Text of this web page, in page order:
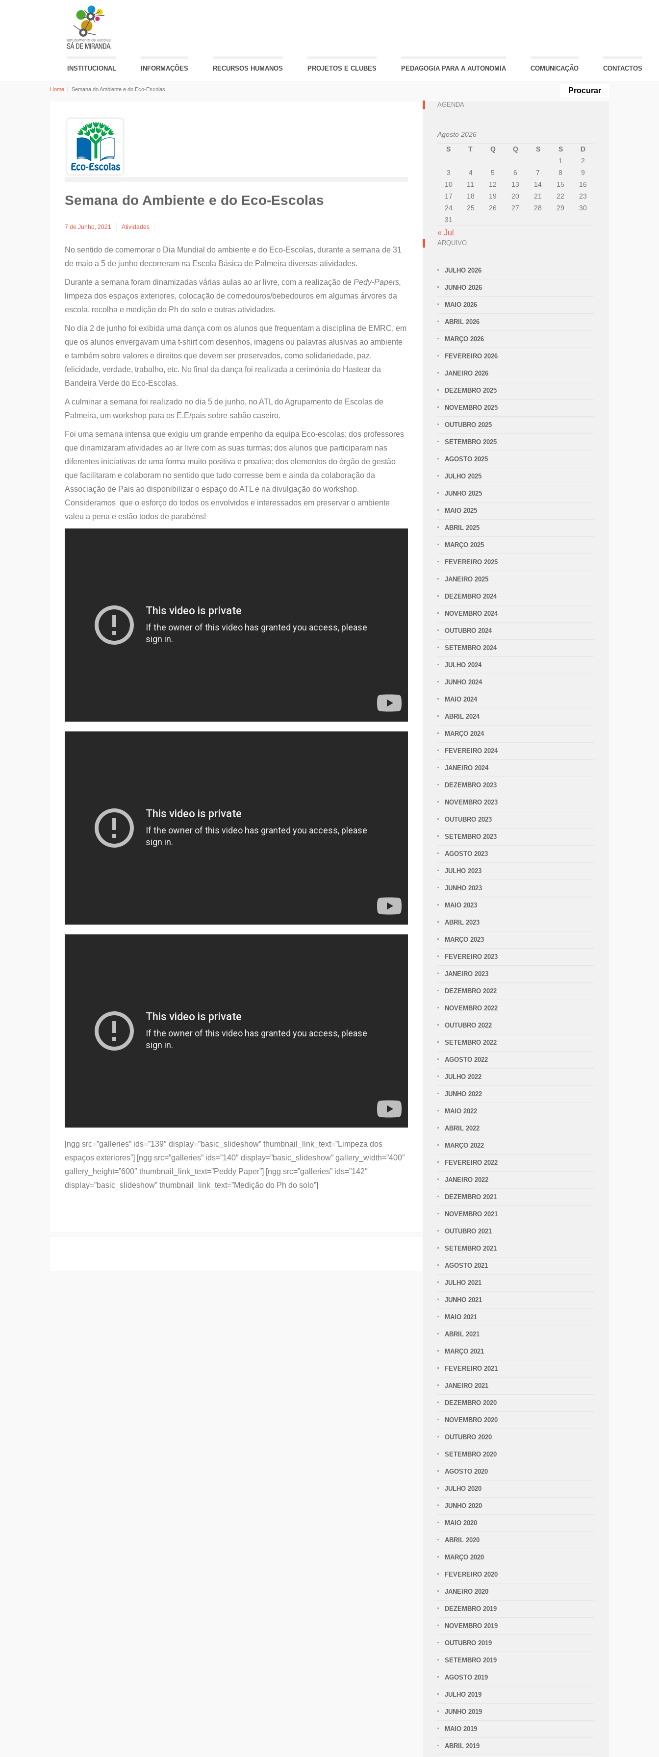
INSTITUCIONAL INFORMAÇÕES RECURSOS HUMANOS PROJETOS E CLUBES PEDAGOGIA PARA A AUTONOMIA COMUNICAÇÃO CONTACTOS
Home | Semana do Ambiente e do Eco-Escolas
Semana do Ambiente e do Eco-Escolas
7 de Junho, 2021 Atividades
No sentido de comemorar o Dia Mundial do ambiente e do Eco-Escolas, durante a semana de 31
de maio a 5 de junho decorreram na Escola Básica de Palmeira diversas atividades.
Durante a semana foram dinamizadas várias aulas ao ar livre, com a realização de Pedy-Papers,
limpeza dos espaços exteriores, colocação de comedouros/bebedouros em algumas árvores da
escola, recolha e medição do Ph do solo e outras atividades.
No dia 2 de junho foi exibida uma dança com os alunos que frequentam a disciplina de EMRC, em
que os alunos envergavam uma t-shirt com desenhos, imagens ou palavras alusivas ao ambiente
e também sobre valores e direitos que devem ser preservados, como solidariedade, paz,
felicidade, verdade, trabalho, etc. No final da dança foi realizada a cerimónia do Hastear da
Bandeira Verde do Eco-Escolas.
A culminar a semana foi realizado no dia 5 de junho, no ATL do Agrupamento de Escolas de
Palmeira, um workshop para os E.E/pais sobre sabão caseiro.
Foi uma semana intensa que exigiu um grande empenho da equipa Eco-escolas; dos professores
que dinamizaram atividades ao ar livre com as suas turmas; dos alunos que participaram nas
diferentes iniciativas de uma forma muito positiva e proativa; dos elementos do órgão de gestão
que facilitaram e colaboram no sentido que tudo corresse bem e ainda da colaboração da
Associação de Pais ao disponibilizar o espaço do ATL e na divulgação do workshop.
Consideramos que o esforço do todos os envolvidos e interessados em preservar o ambiente
valeu a pena e estão todos de parabéns!
[ngg src=”galleries” ids=”139″ display=”basic_slideshow” thumbnail_link_text=”Limpeza dos
espaços exteriores”] [ngg src=”galleries” ids=”140″ display=”basic_slideshow” gallery_width=”400″
gallery_height=”600″ thumbnail_link_text=”Peddy Paper”] [ngg src=”galleries” ids=”142″
display=”basic_slideshow” thumbnail_link_text=”Medição do Ph do solo”]
AGENDA
Agosto 2026
S
T Q Q S S
D
1
2
3
4 5 6 7 8
9
10
11 12 13 14 15
16
17
18 19 20 21 22
23
24
25 26 27 28 29
30
31
« Jul
ARQUIVO
JULHO 2026
JUNHO 2026
MAIO 2026
ABRIL 2026
MARÇO 2026
FEVEREIRO 2026
JANEIRO 2026
DEZEMBRO 2025
NOVEMBRO 2025
OUTUBRO 2025
SETEMBRO 2025
AGOSTO 2025
JULHO 2025
JUNHO 2025
MAIO 2025
ABRIL 2025
MARÇO 2025
FEVEREIRO 2025
JANEIRO 2025
DEZEMBRO 2024
NOVEMBRO 2024
OUTUBRO 2024
SETEMBRO 2024
JULHO 2024
JUNHO 2024
MAIO 2024
ABRIL 2024
MARÇO 2024
FEVEREIRO 2024
JANEIRO 2024
DEZEMBRO 2023
NOVEMBRO 2023
OUTUBRO 2023
SETEMBRO 2023
AGOSTO 2023
JULHO 2023
JUNHO 2023
MAIO 2023
ABRIL 2023
MARÇO 2023
FEVEREIRO 2023
JANEIRO 2023
DEZEMBRO 2022
NOVEMBRO 2022
OUTUBRO 2022
SETEMBRO 2022
AGOSTO 2022
JULHO 2022
JUNHO 2022
MAIO 2022
ABRIL 2022
MARÇO 2022
FEVEREIRO 2022
JANEIRO 2022
DEZEMBRO 2021
NOVEMBRO 2021
OUTUBRO 2021
SETEMBRO 2021
AGOSTO 2021
JULHO 2021
JUNHO 2021
MAIO 2021
ABRIL 2021
MARÇO 2021
FEVEREIRO 2021
JANEIRO 2021
DEZEMBRO 2020
NOVEMBRO 2020
OUTUBRO 2020
SETEMBRO 2020
AGOSTO 2020
JULHO 2020
JUNHO 2020
MAIO 2020
ABRIL 2020
MARÇO 2020
FEVEREIRO 2020
JANEIRO 2020
DEZEMBRO 2019
NOVEMBRO 2019
OUTUBRO 2019
SETEMBRO 2019
AGOSTO 2019
JULHO 2019
JUNHO 2019
MAIO 2019
ABRIL 2019